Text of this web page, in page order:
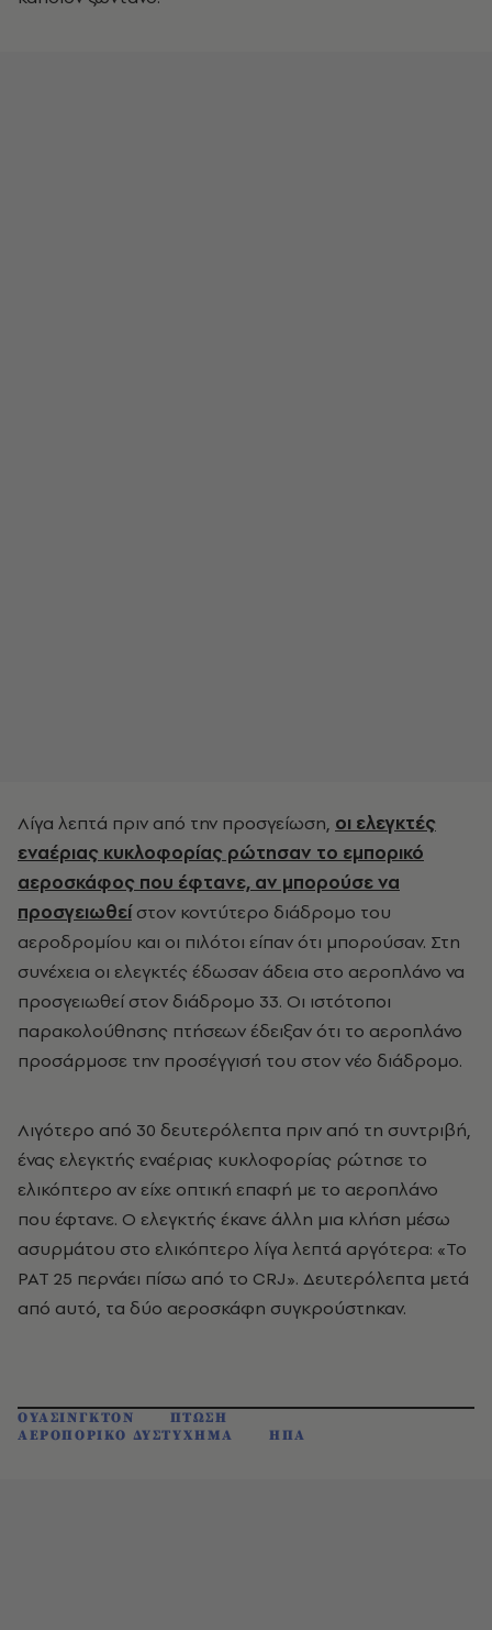
Λίγα λεπτά πριν από την προσγείωση, οι ελεγκτές
εναέριας κυκλοφορίας ρώτησαν το εμπορικό
αεροσκάφος που έφτανε, αν μπορούσε να
προσγειωθείστον κοντύτερο διάδρομο του
αεροδρομίου και οι πιλότοι είπαν ότι μπορούσαν. Στη
συνέχεια οι ελεγκτές έδωσαν άδεια στο αεροπλάνο να
προσγειωθεί στον διάδρομο 33. Οι ιστότοποι
παρακολούθησης πτήσεων έδειξαν ότι το αεροπλάνο
προσάρμοσε την προσέγγισή του στον νέο διάδρομο.
Λιγότερο από 30 δευτερόλεπτα πριν από τη συντριβή,
ένας ελεγκτής εναέριας κυκλοφορίας ρώτησε το
ελικόπτερο αν είχε οπτική επαφή με το αεροπλάνο
που έφτανε. Ο ελεγκτής έκανε άλλη μια κλήση μέσω
ασυρμάτου στο ελικόπτερο λίγα λεπτά αργότερα: «Το
PAT 25 περνάει πίσω από το CRJ». Δευτερόλεπτα μετά
από αυτό, τα δύο αεροσκάφη συγκρούστηκαν.
ΟΥΑΣΙΝΓΚΤΟΝ
ΠΤΩΣΗ
ΑΕΡΟΠΟΡΙΚΟ ΔΥΣΤΥΧΗΜΑ
ΗΠΑ